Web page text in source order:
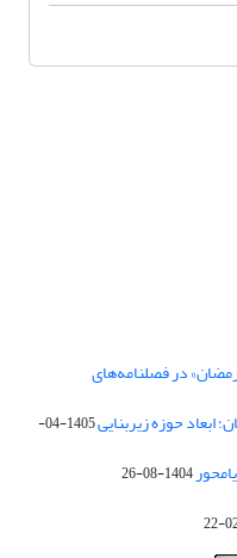
در فصلنامه‌های
ابعاد حوزه زیربنایی
1405-04-
1404-08-26